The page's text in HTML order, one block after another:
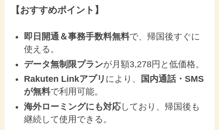
【おすすめポイント】
即日開通＆事務手数料無料で、帰国後すぐに
使える。
データ無制限プランが月額3,278円と低価格。
Rakuten Linkアプリ により、
国内通話・SMS
が無料で利用可能。
海外ローミングにも対応 しており、帰国後も
継続して使用できる。